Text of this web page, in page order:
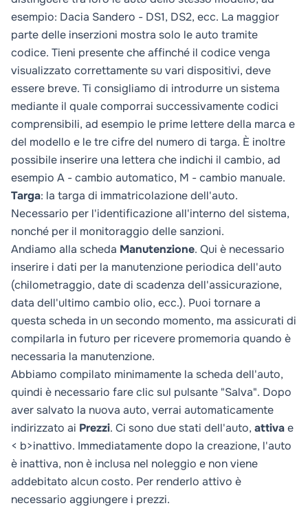
esempio: Dacia Sandero - DS1, DS2, ecc. La maggior
parte delle inserzioni mostra solo le auto tramite
codice. Tieni presente che affinché il codice venga
visualizzato correttamente su vari dispositivi, deve
essere breve. Ti consigliamo di introdurre un sistema
mediante il quale comporrai successivamente codici
comprensibili, ad esempio le prime lettere della marca e
del modello e le tre cifre del numero di targa. È inoltre
possibile inserire una lettera che indichi il cambio, ad
esempio A - cambio automatico, M - cambio manuale.
Targa: la targa di immatricolazione dell'auto.
Necessario per l'identificazione all'interno del sistema,
nonché per il monitoraggio delle sanzioni.
Andiamo alla scheda Manutenzione. Qui è necessario
inserire i dati per la manutenzione periodica dell'auto
(chilometraggio, date di scadenza dell'assicurazione,
data dell'ultimo cambio olio, ecc.). Puoi tornare a
questa scheda in un secondo momento, ma assicurati di
compilarla in futuro per ricevere promemoria quando è
necessaria la manutenzione.
Abbiamo compilato minimamente la scheda dell'auto,
quindi è necessario fare clic sul pulsante "Salva". Dopo
aver salvato la nuova auto, verrai automaticamente
indirizzato ai Prezzi. Ci sono due stati dell'auto, attivae
< b>inattivo. Immediatamente dopo la creazione, l'auto
è inattiva, non è inclusa nel noleggio e non viene
addebitato alcun costo. Per renderlo attivo è
necessario aggiungere i prezzi.